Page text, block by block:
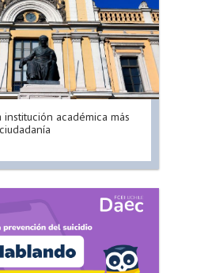
académica más